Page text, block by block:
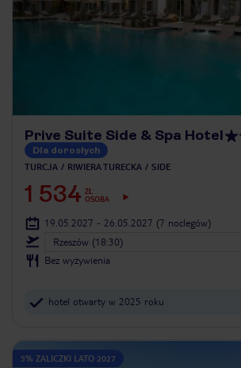
Prive Suite Side & Spa Hotel
Dla dorosłych
TURCJA RIWIERA TURECKA SIDE
1 534 ZŁ
OSOBA
19.05.2027 - 26.05.2027 (7 noclegów)
Rzeszów (18:30)
Bez wyżywienia
hotel otwarty w 2025 roku
5% ZALICZKI LATO 2027